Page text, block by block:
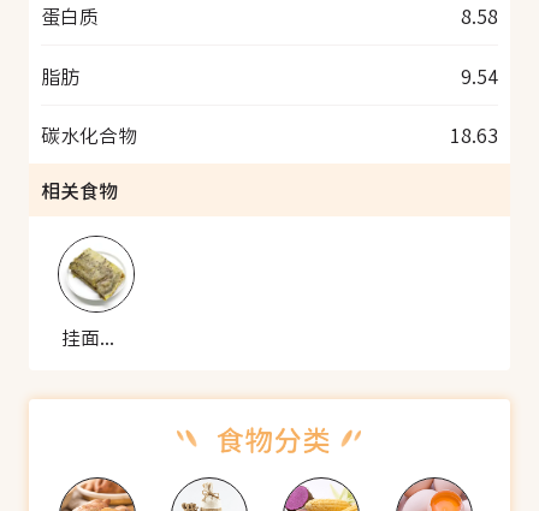
蛋白质 8.58
脂肪 9.54
碳水化合物
18.63
相关食物
挂面煎饼